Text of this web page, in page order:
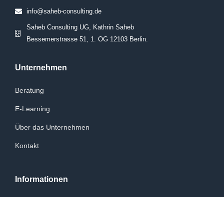
info@saheb-consulting.de
Saheb Consulting UG, Kathrin Saheb
Bessemerstrasse 51, 1. OG 12103 Berlin.
Unternehmen
Beratung
E-Learning
Über das Unternehmen
Kontakt
Informationen